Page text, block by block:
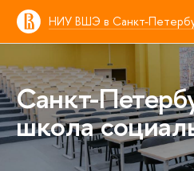
НИУ ВШЭ в Санкт-
Санкт-
школа